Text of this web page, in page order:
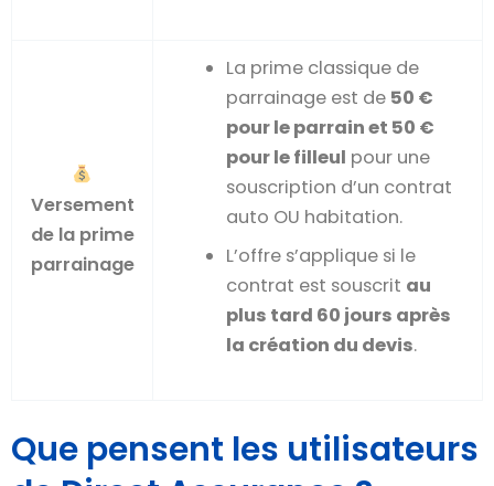
Versement
de la prime
parrainage
La prime classique de
parrainage est de 50 €
pour le parrain et 50 €
pour le filleul pour une
souscription d’un contrat
auto OU habitation.
L’offre s’applique si le
contrat est souscrit au
plus tard 60 jours après
la création du devis.
Que pensent les utilisateurs